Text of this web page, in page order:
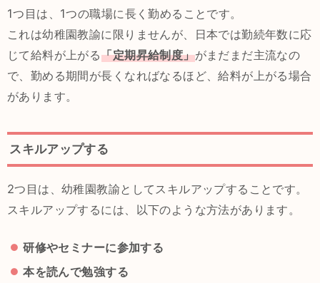
1つ目は、1つの職場に長く勤めることです。
これは幼稚園教諭に限りませんが、日本では勤続年数に応
じて給料が上がる「定期昇給制度」がまだまだ主流なの
で、勤める期間が長くなればなるほど、給料が上がる場合
があります。
スキルアップする
2つ目は、幼稚園教諭としてスキルアップすることです。
スキルアップするには、以下のような方法があります。
研修やセミナーに参加する
本を読んで勉強する